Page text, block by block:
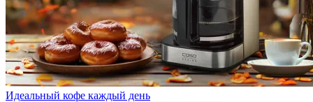
Идеальный кофе каждый день